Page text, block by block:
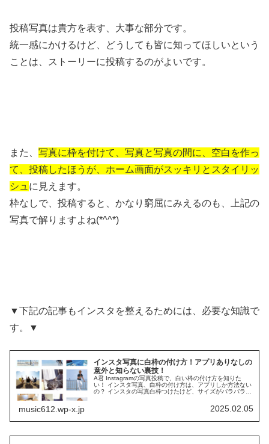
投稿写真は貴方を表す、大事な部分です。
統一感にかけるけど、どうしても皆に知ってほしいという
ことは、ストーリーに投稿するのがよいです。
また、 写真に枠を付けて、写真と写真の間に、空白を作っ
て、投稿したほうが、ホーム画面がスッキリとスタイリッ
シュ に見えます。
枠なしで、投稿すると、かなり窮屈にみえるのも、上記の
写真で解りますよね(*^^*)
▼下記の記事もインスタを整えるためには、必要な知識で
す。▼
インスタ写真に白枠の付け方！アプリありなしの
意外と知らない裏技！
A君 Instagramの写真投稿で、白い枠の付け方を知りた
い！ インスタ写真、白枠の付け方は、アプリしか方法ない
の？ インスタの写真白枠つけたけど、サイズがバラバラ…
music612.wp-x.jp 2025.02.05